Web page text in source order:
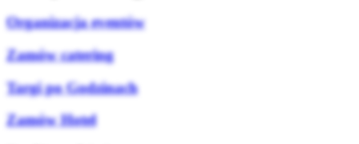
Organizacja eventów
Zamów catering
Targi po Godzinach
Zamów Hotel